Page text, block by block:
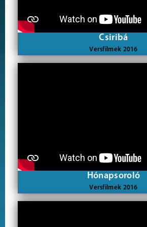
Csiribá
Versfilmek 2016
Hónapsoroló
Versfilmek 2016